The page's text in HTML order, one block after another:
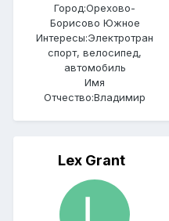
Город:Орехово-
Борисово Южное
Интересы:Электротран
спорт, велосипед,
автомобиль
Имя
Отчество:Владимир
Lex Grant